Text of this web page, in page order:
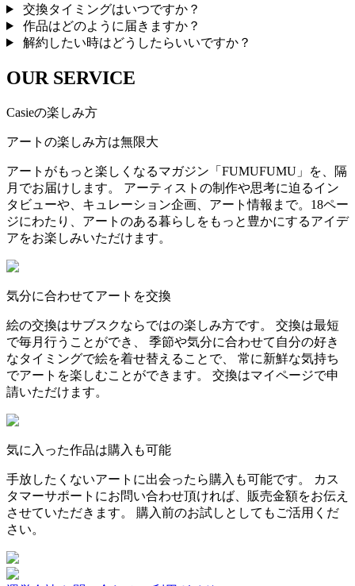
交換タイミングはいつですか？
作品はどのように届きますか？
解約したい時はどうしたらいいですか？
OUR SERVICE
Casieの楽しみ方
アートの楽しみ方は無限大
アートがもっと楽しくなるマガジン「FUMUFUMU」を、隔
月でお届けします。 アーティストの制作や思考に迫るイン
タビューや、キュレーション企画、アート情報まで。18ペー
ジにわたり、アートのある暮らしをもっと豊かにするアイデ
アをお楽しみいただけます。
気分に合わせてアートを交換
絵の交換はサブスクならではの楽しみ方です。 交換は最短
で毎月行うことができ、 季節や気分に合わせて自分の好き
なタイミングで絵を着せ替えることで、 常に新鮮な気持ち
でアートを楽しむことができます。 交換はマイページで申
請いただけます。
気に入った作品は購入も可能
手放したくないアートに出会ったら購入も可能です。 カス
タマーサポートにお問い合わせ頂ければ、販売金額をお伝え
させていただきます。 購入前のお試しとしてもご活用くだ
さい。